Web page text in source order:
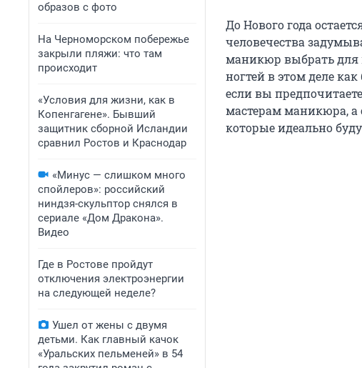
образов с фото
На Черноморском побережье
закрыли пляжи: что там
происходит
«Условия для жизни, как в
Копенгагене». Бывший
защитник сборной Исландии
сравнил Ростов и Краснодар
«Минус — слишком много
спойлеров»: российский
ниндзя-скульптор снялся в
сериале «Дом Дракона».
Видео
Где в Ростове пройдут
отключения электроэнергии
на следующей неделе?
Ушел от жены с двумя
детьми. Как главный качок
«Уральских пельменей» в 54
До Нового года
человечества
маникюр выбрать для
ногтей в этом деле как
если вы
мастерам маникюра,
которые идеально